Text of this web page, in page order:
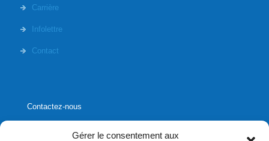
Gérer le consentement aux
Carrière
Infolettre
Contact
Contactez-nous